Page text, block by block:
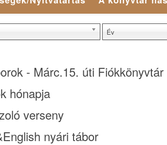
Év
- Márc.15. úti Fiókkönyvtár
hónapja
verseny
nyári tábor